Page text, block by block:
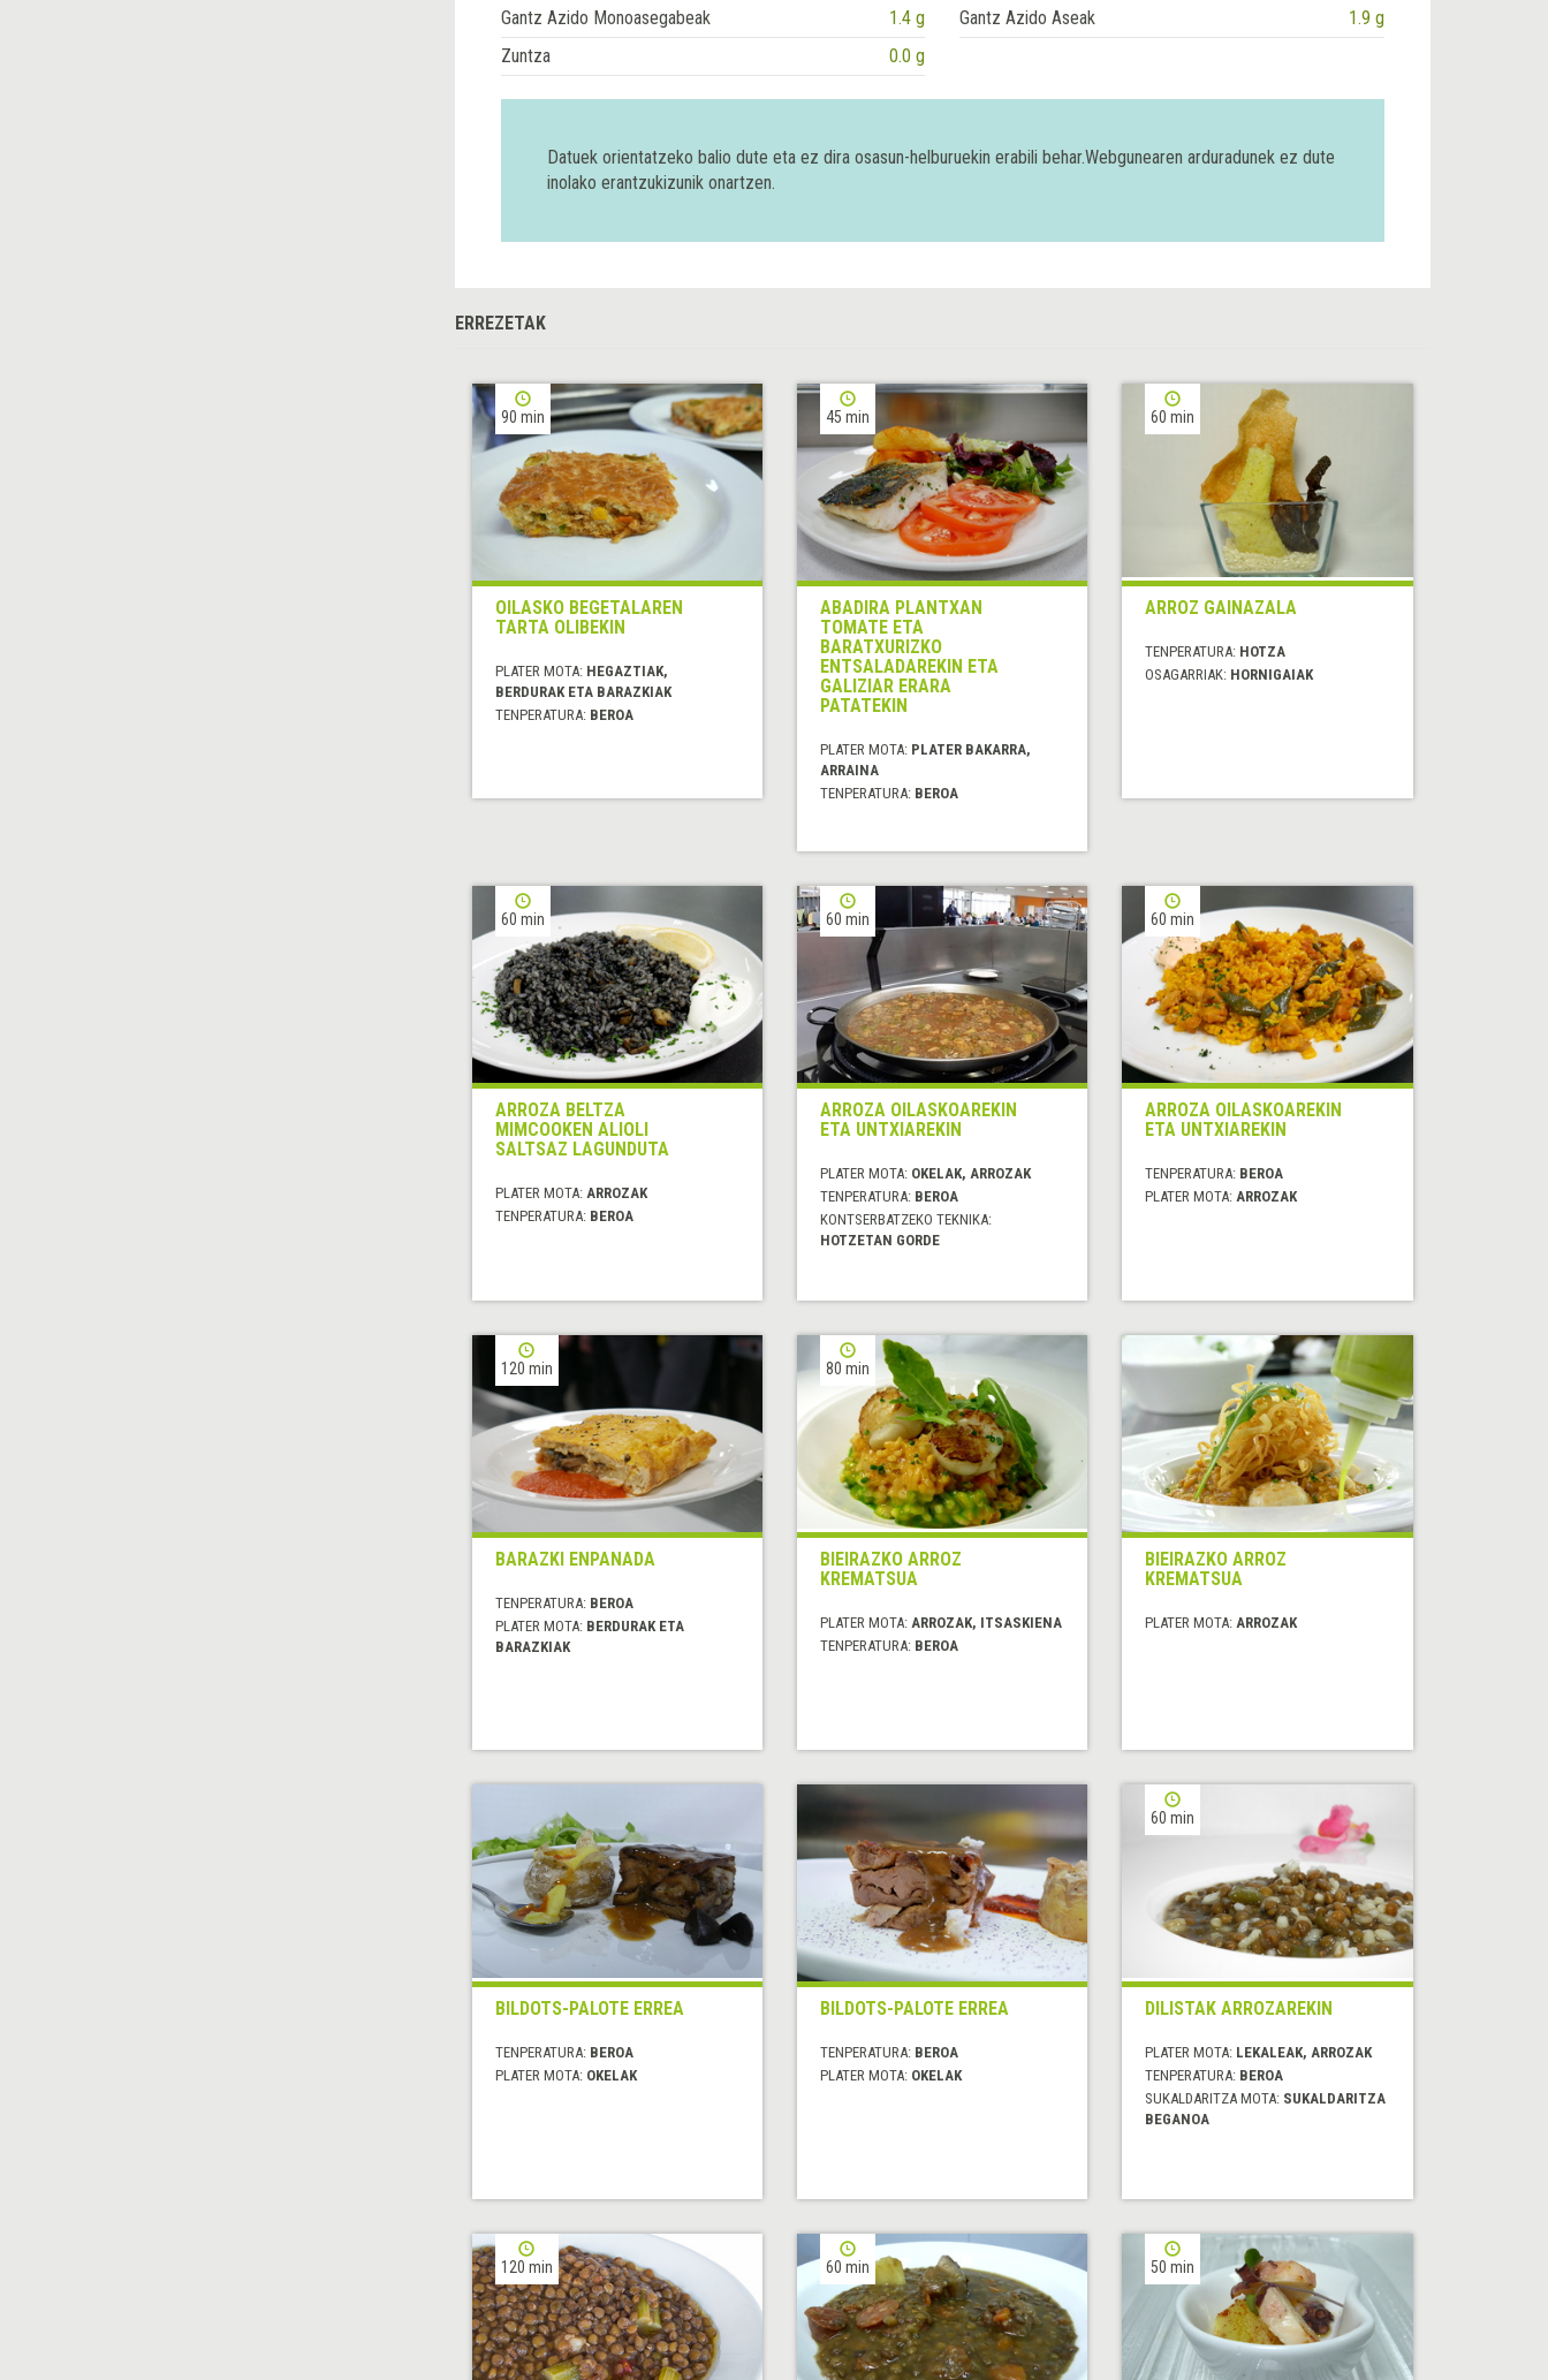
Gantz Azido Monoasegabeak
1.4 g Gantz Azido Aseak
1.9 g
Zuntza
0.0 g
Datuek orientatzeko balio dute eta ez dira osasun-helburuekin erabili behar.Webgunearen arduradunek ez dute
inolako erantzukizunik onartzen.
ERREZETAK
90 min
OILASKO BEGETALAREN
TARTA OLIBEKIN
PLATER MOTA: HEGAZTIAK,
BERDURAK ETA BARAZKIAK
TENPERATURA: BEROA
45 min
ABADIRA PLANTXAN
TOMATE ETA
BARATXURIZKO
ENTSALADAREKIN ETA
GALIZIAR ERARA
PATATEKIN
PLATER MOTA: PLATER BAKARRA,
ARRAINA
TENPERATURA: BEROA
60 min
ARROZ GAINAZALA
TENPERATURA: HOTZA
OSAGARRIAK: HORNIGAIAK
60 min
ARROZA BELTZA
MIMCOOKEN ALIOLI
SALTSAZ LAGUNDUTA
PLATER MOTA: ARROZAK
TENPERATURA: BEROA
60 min
ARROZA OILASKOAREKIN
ETA UNTXIAREKIN
PLATER MOTA: OKELAK, ARROZAK
TENPERATURA: BEROA
KONTSERBATZEKO TEKNIKA:
HOTZETAN GORDE
60 min
ARROZA OILASKOAREKIN
ETA UNTXIAREKIN
TENPERATURA: BEROA
PLATER MOTA:ARROZAK
120 min
BARAZKI ENPANADA
TENPERATURA: BEROA
PLATER MOTA: BERDURAK ETA
BARAZKIAK
80 min
BIEIRAZKO ARROZ
KREMATSUA
PLATER MOTA: ARROZAK, ITSASKIENA
TENPERATURA: BEROA
BIEIRAZKO ARROZ
KREMATSUA
PLATER MOTA:ARROZAK
BILDOTS-PALOTE ERREA
TENPERATURA: BEROA
PLATER MOTA: OKELAK
BILDOTS-PALOTE ERREA
TENPERATURA: BEROA
PLATER MOTA: OKELAK
60 min
DILISTAK ARROZAREKIN
PLATER MOTA: LEKALEAK, ARROZAK
TENPERATURA: BEROA
SUKALDARITZA MOTA: SUKALDARITZA
BEGANOA
120 min 60 min 50 min